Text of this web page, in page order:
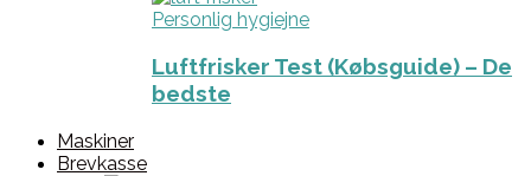
Personlig hygiejne
Luftfrisker Test (Købsguide) – De
bedste
Maskiner
Brevkasse